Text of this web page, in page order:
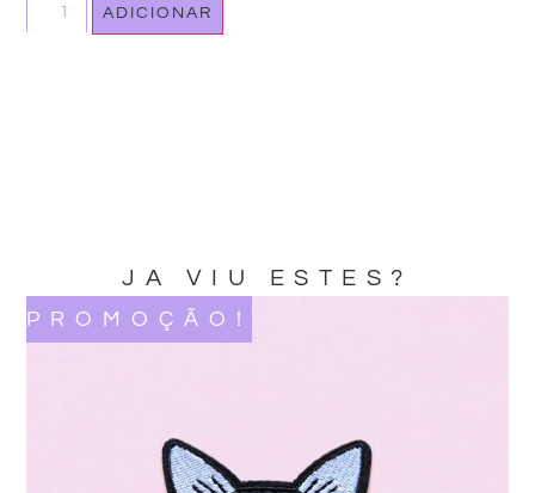
ADICIONAR
JA VIU ESTES?
PROMOÇÃO!